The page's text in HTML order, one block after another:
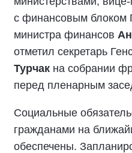
с финансовым блоком
министра финансов
отметил секретарь
Турчак на собрании
перед пленарным
Социальные
гражданами на
обеспечены.